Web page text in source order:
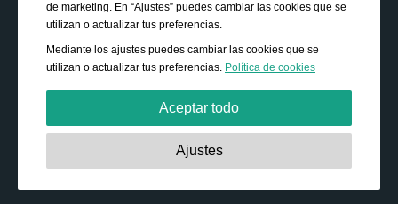
de marketing. En “Ajustes” puedes cambiar las cookies que se
utilizan o actualizar tus preferencias.
Mediante los ajustes puedes cambiar las cookies que se
utilizan o actualizar tus preferencias. Política de cookies
Aceptar todo
Estrictamente necesarias:
para habilitar funciones básicas como la navegación, la
Ajustes